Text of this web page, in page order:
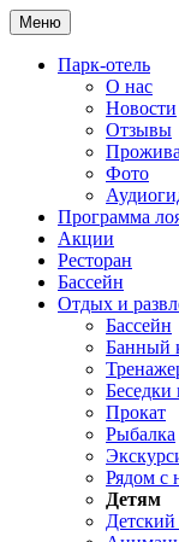
Меню
Парк-отель
О нас
Новости
Отзывы
Фото
Программа
Акции
Ресторан
Бассейн
Отдых и
Бассейн
Банный
Прокат
Рыбалка
Рядом с
Детям
Детский